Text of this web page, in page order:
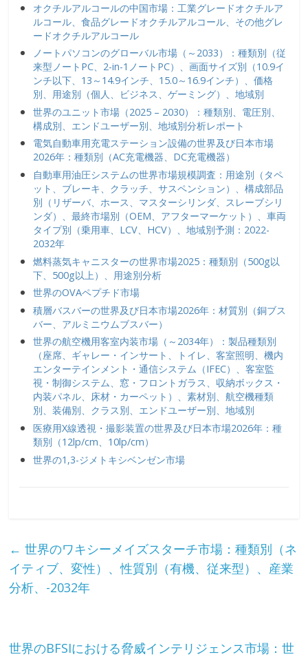
オクチルアルコールの中国市場：工業グレードオクチルア
ルコール、食品グレードオクチルアルコール、その他グレ
ードオクチルアルコール
ノートパソコンのグローバル市場（～2033）：種類別（従
来型ノートPC、2-in-1ノートPC）、画面サイズ別（10.9イ
ンチ以下、13～14.9インチ、15.0～16.9インチ）、価格
別、用途別（個人、ビジネス、ゲーミング）、地域別
世界のユニット市場（2025 – 2030）：種類別、電圧別、
構成別、エンドユーザー別、地域別分析レポート
電気自動車用充電ステーション設備の世界及び日本市場
2026年：種類別（AC充電機器、DC充電機器）
自動車用油圧システムの世界市場規模調査：用途別（タペ
ット、ブレーキ、クラッチ、サスペンション）、構成部品
別（リザーバ、ホース、マスターシリンダ、スレーブシリ
ンダ）、最終市場別（OEM、アフターマーケット）、車両
タイプ別（乗用車、LCV、HCV）、地域別予測：2022-
2032年
燃料蒸気キャニスターの世界市場2025：種類別（500g以
下、500g以上）、用途別分析
世界のOVAペプチド市場
積層バスバーの世界及び日本市場2026年：材質別（銅ブス
バー、アルミニウムブスバー）
世界の航空機用客室内装市場（～2034年）：製品種類別
（座席、ギャレー・インサート、トイレ、客室照明、機内
エンターテインメント・通信システム（IFEC）、客室監
視・制御システム、窓・フロントガラス、収納ボックス・
内装パネル、床材・カーペット）、素材別、航空機種類
別、装備別、クラス別、エンドユーザー別、地域別
医療用X線透視・撮影装置の世界及び日本市場2026年：種
類別（12lp/cm、10lp/cm）
世界の1,3-ジメトキシベンゼン市場
← 世界のワキシーメイズスターチ市場：種類別（ネ
イティブ、変性）、性質別（有機、従来型）、産業
分析、-2032年
世界のBFSIにおける脅威インテリジェンス市場：世